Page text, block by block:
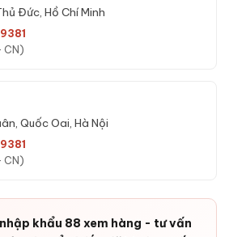
cho tài sản giá trị cao.
hoạt.
Đức, Hồ Chí Minh
CN)
Quốc Oai, Hà Nội
CN)
khẩu 88 xem hàng - tư vấn